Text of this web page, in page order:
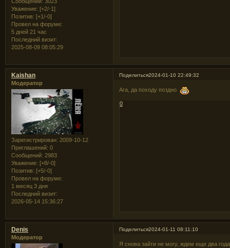
Уважение: [+2/-1]
Позитив: [+1/-0]
Провел на форуме:
5 дней 21 час
Последний визит:
2025-08-09 08:05:29
Поделиться2024-01-10 22:49:32
Kaishan
Модератор
Зарегистрирован: 2009-10-12
Приглашений: 0
Сообщений: 2983
Уважение: [+8/-0]
Позитив: [+5/-0]
Провел на форуме:
1 месяц 3 дня
Последний визит:
2026-05-14 15:36:27
Ага, да походу поздно
0
Поделиться2024-01-11 08:11:10
Denis
Модератор
Я снова зайти не могу, ждем еще два